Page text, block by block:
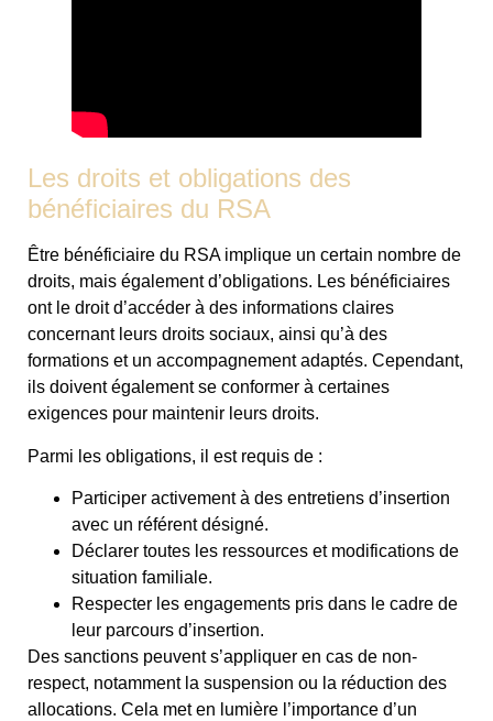
Les droits et obligations des
bénéficiaires du RSA
Être bénéficiaire du RSA implique un certain nombre de
droits, mais également d’obligations. Les bénéficiaires
ont le droit d’accéder à des informations claires
concernant leurs droits sociaux, ainsi qu’à des
formations et un accompagnement adaptés. Cependant,
ils doivent également se conformer à certaines
exigences pour maintenir leurs droits.
Parmi les obligations, il est requis de :
Participer activement à des entretiens d’insertion
avec un référent désigné.
Déclarer toutes les ressources et modifications de
situation familiale.
Respecter les engagements pris dans le cadre de
leur parcours d’insertion.
Des sanctions peuvent s’appliquer en cas de non-
respect, notamment la suspension ou la réduction des
allocations. Cela met en lumière l’importance d’un